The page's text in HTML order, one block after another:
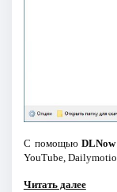
С помощью
YouTube,
Читать далее